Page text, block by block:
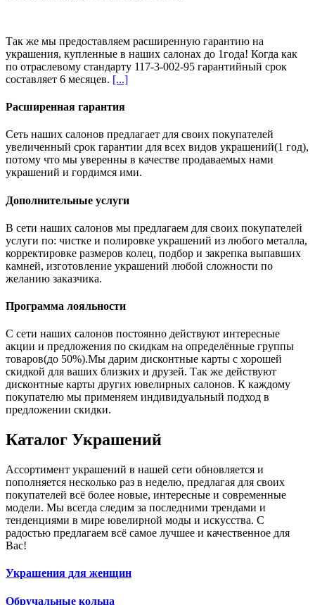
Так же мы предоставляем расширенную гарантию на
украшения, купленные в наших салонах до 1года! Когда как
по отраслевому стандарту 117-3-002-95 гарантийный срок
составляет 6 месяцев. [...]
Расширенная гарантия
Сеть наших салонов предлагает для своих покупателей
увеличенный срок гарантии для всех видов украшений(1 год),
потому что мы уверенны в качестве продаваемых нами
украшений и гордимся ими.
Дополнительные услуги
В сети наших салонов мы предлагаем для своих покупателей
услуги по: чистке и полировке украшений из любого металла,
корректировке размеров колец, подбор и закрепка выпавших
камней, изготовление украшений любой сложности по
желанию заказчика.
Программа лояльности
С сети наших салонов постоянно действуют интересные
акции и предложения по скидкам на определённые группы
товаров(до 50%).Мы дарим дисконтные карты с хорошей
скидкой для ваших близких и друзей. Так же действуют
дисконтные карты других ювелирных салонов. К каждому
покупателю мы применяем индивидуальный подход в
предложении скидки.
Каталог Украшений
Ассортимент украшений в нашей сети обновляется и
пополняется несколько раз в неделю, предлагая для своих
покупателей всё более новые, интересные и современные
модели. Мы всегда следим за последними трендами и
тенденциями в мире ювелирной моды и искусства. С
радостью предлагаем всё самое лучшее и качественное для
Вас!
Украшения для женщин
Обручальные кольца